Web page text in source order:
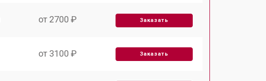
от 2700 ₽ Заказать
от 3100 ₽ Заказать